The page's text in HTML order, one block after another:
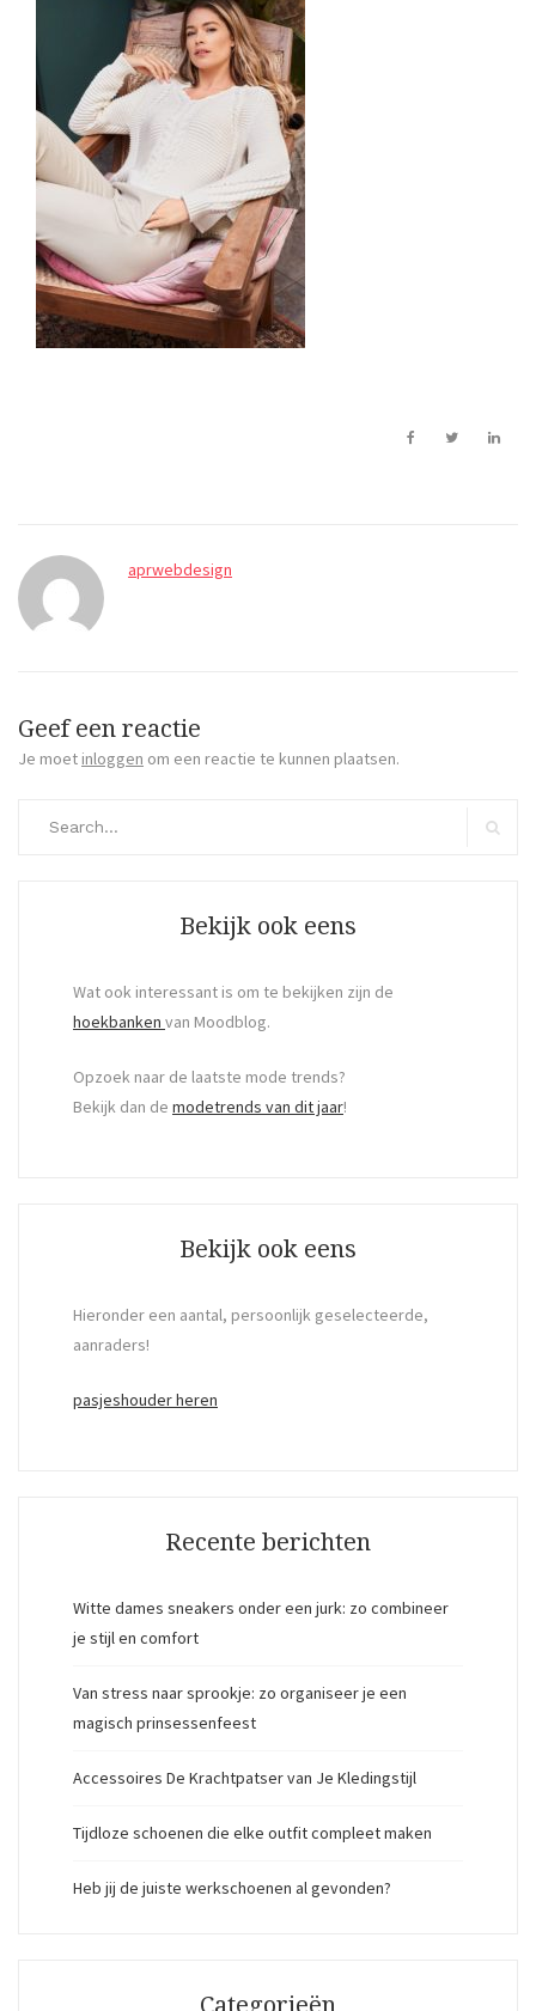
aprwebdesign
Geef een reactie
Je moet inloggen om een reactie te kunnen plaatsen.
Bekijk ook eens
Wat ook interessant is om te bekijken zijn de
hoekbanken van Moodblog.
Opzoek naar de laatste mode trends?
Bekijk dan de modetrends van dit jaar!
Bekijk ook eens
Hieronder een aantal, persoonlijk geselecteerde,
aanraders!
pasjeshouder heren
Recente berichten
Witte dames sneakers onder een jurk: zo combineer
je stijl en comfort
Van stress naar sprookje: zo organiseer je een
magisch prinsessenfeest
Accessoires De Krachtpatser van Je Kledingstijl
Tijdloze schoenen die elke outfit compleet maken
Heb jij de juiste werkschoenen al gevonden?